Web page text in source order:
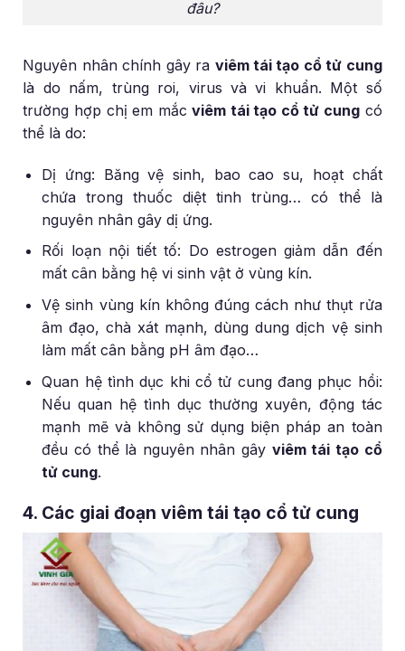
đâu?
Nguyên nhân chính gây ra viêm tái tạo cổ tử cung
là do nấm, trùng roi, virus và vi khuẩn. Một số
trường hợp chị em mắcviêm tái tạo cổ tử cung có
thể là do:
Dị ứng: Băng vệ sinh, bao cao su, hoạt chất
chứa trong thuốc diệt tinh trùng… có thể là
nguyên nhân gây dị ứng.
Rối loạn nội tiết tố: Do estrogen giảm dẫn đến
mất cân bằng hệ vi sinh vật ở vùng kín.
Vệ sinh vùng kín không đúng cách như thụt rửa
âm đạo, chà xát mạnh, dùng dung dịch vệ sinh
làm mất cân bằng pH âm đạo…
Quan hệ tình dục khi cổ tử cung đang phục hồi:
Nếu quan hệ tình dục thường xuyên, động tác
mạnh mẽ và không sử dụng biện pháp an toàn
đều có thể là nguyên nhân gây viêm tái tạo cổ
tử cung.
4. Các giai đoạn viêm tái tạo cổ tử cung